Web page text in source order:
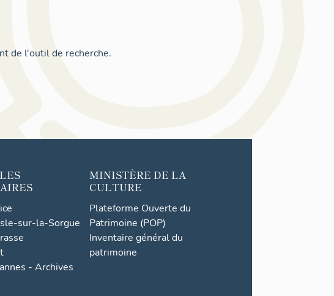
de l'outil de recherche.
sur-la-Sorgue
- Archives
MINISTÈRE DE LA
CULTURE
Plateforme Ouverte du
Patrimoine (POP)
Inventaire général du
patrimoine